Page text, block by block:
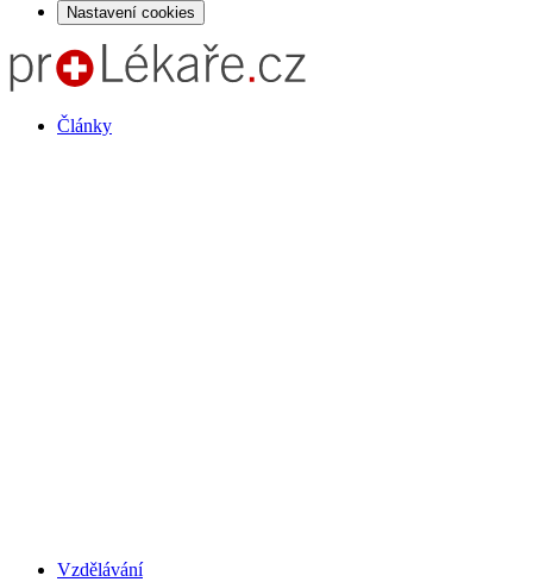
Nastavení cookies
Články
Vzdělávání